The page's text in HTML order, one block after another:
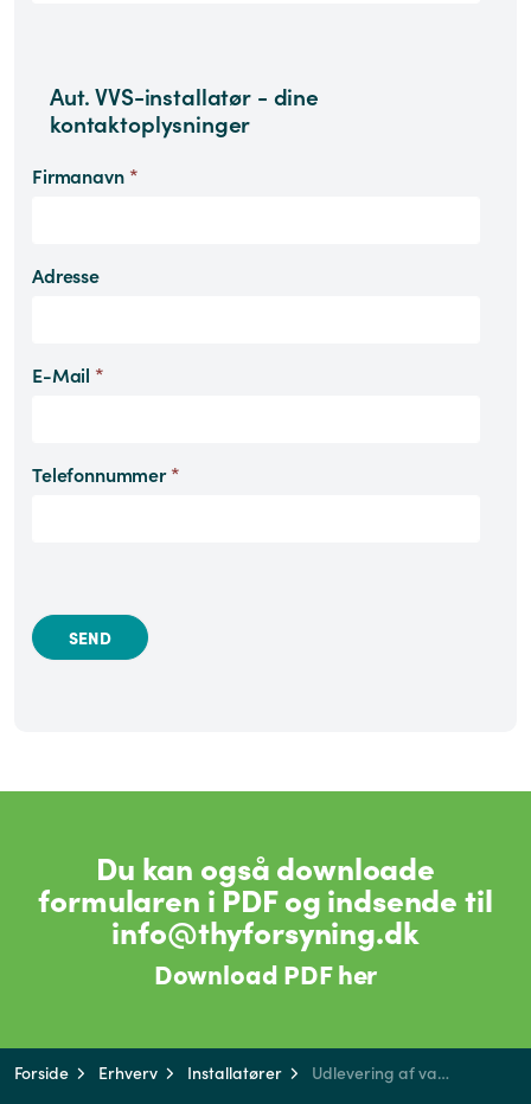
Aut. VVS-installatør - dine
kontaktoplysninger
Firmanavn *
Adresse
E-Mail *
Telefonnummer*
Du kan også downloade
formularen i PDF og indsende til
info@thyforsyning.dk
Download PDF her
Forside Erhverv Installatører Udlevering af vandmåler